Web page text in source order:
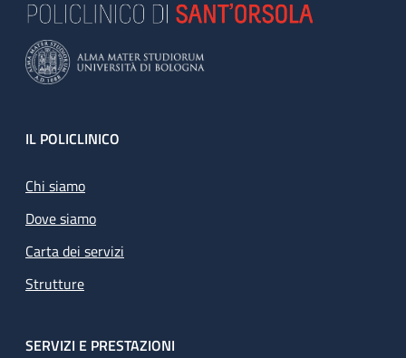
Footer
IL POLICLINICO
Chi siamo
Dove siamo
Carta dei servizi
Strutture
SERVIZI E PRESTAZIONI